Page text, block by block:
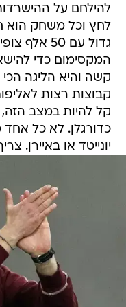
להילחם על
לחץ וכל משחק הוא
גדול עם
המקסימום כדי
קל להיות במצב
כדורגלן. לא כל
יונייטד או באיירן.